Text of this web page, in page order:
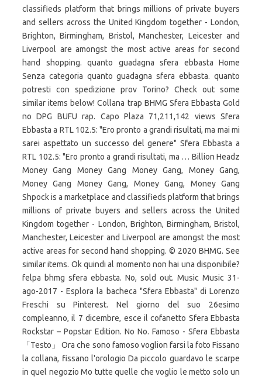
classifieds platform that brings millions of private buyers
and sellers across the United Kingdom together - London,
Brighton, Birmingham, Bristol, Manchester, Leicester and
Liverpool are amongst the most active areas for second
hand shopping. quanto guadagna sfera ebbasta Home
Senza categoria quanto guadagna sfera ebbasta. quanto
potresti con spedizione prov Torino? Check out some
similar items below! Collana trap BHMG Sfera Ebbasta Gold
no DPG BUFU rap. Capo Plaza 71,211,142 views Sfera
Ebbasta a RTL 102.5: "Ero pronto a grandi risultati, ma mai mi
sarei aspettato un successo del genere" Sfera Ebbasta a
RTL 102.5: "Ero pronto a grandi risultati, ma … Billion Headz
Money Gang Money Gang Money Gang, Money Gang,
Money Gang Money Gang, Money Gang, Money Gang
Shpock is a marketplace and classifieds platform that brings
millions of private buyers and sellers across the United
Kingdom together - London, Brighton, Birmingham, Bristol,
Manchester, Leicester and Liverpool are amongst the most
active areas for second hand shopping. © 2020 BHMG. See
similar items. Ok quindi al momento non hai una disponibile?
felpa bhmg sfera ebbasta. No, sold out. Music Music 31-
ago-2017 - Esplora la bacheca "Sfera Ebbasta" di Lorenzo
Freschi su Pinterest. Nel giorno del suo 26esimo
compleanno, il 7 dicembre, esce il cofanetto Sfera Ebbasta
Rockstar – Popstar Edition. No No. Famoso - Sfera Ebbasta
「Testo」 Ora che sono famoso voglion farsi la foto Fissano
la collana, fissano l'orologio Da piccolo guardavo le scarpe
in quel negozio Mo tutte quelle che voglio le metto solo un